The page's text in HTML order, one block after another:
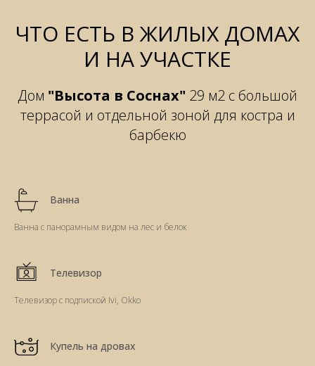
ЧТО ЕСТЬ В ЖИЛЫХ ДОМАХ
И НА УЧАСТКЕ
Дом "Высота в Соснах" 29 м2 с большой
террасой и отдельной зоной для костра и
барбекю
Ванна
Ванна с панорамным видом на лес и белок
Телевизор
Телевизор с подпиской Ivi, Okko
Купель на дровах